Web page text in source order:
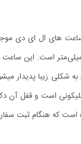
آن در قسمت بدنه 10
شکلی زیبا پدیدار
است و قفل آن
که هنگام ثبت